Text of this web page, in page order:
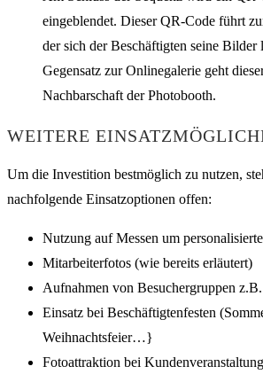
eingeblendet. Dieser QR-Code führt
der sich der Beschäftigten seine Bilder
Gegensatz zur Onlinegalerie geht
Nachbarschaft der Photobooth.
WEITERE
Um die Investition bestmöglich zu nutzen,
nachfolgende Einsatzoptionen offen:
Nutzung auf Messen um
Mitarbeiterfotos (wie bereits erläutert)
Aufnahmen von Besuchergruppen
Einsatz bei Beschäftigtenfesten
Weihnachtsfeier…}
Fotoattraktion bei